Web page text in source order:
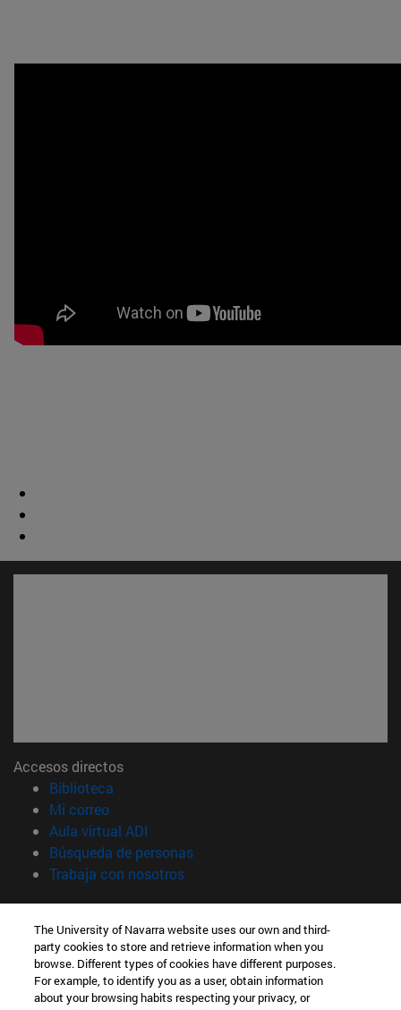
Accesos directos
Biblioteca
Mi correo(abre en nueva ventana)
Aula virtual ADI
Búsqueda de personas(abre en nueva ventana)
Trabaja con nosotros(abre en nueva ventana)
Información
TFNO +34 948 42 56 00
¿QUÉ GRADO TE INTERESA?
¿QUÉ MÁSTER TE INTERESA?
© Universidad de Navarra
The University of Navarra website uses our own and third-
party cookies to store and retrieve information when you
browse. Different types of cookies have different purposes.
For example, to identify you as a user, obtain information
about your browsing habits respecting your privacy, or